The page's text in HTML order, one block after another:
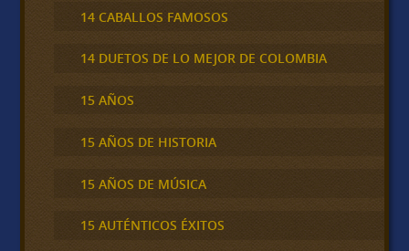
14 CABALLOS FAMOSOS
14 DUETOS DE LO MEJOR DE COLOMBIA
15 AÑOS
15 AÑOS DE HISTORIA
15 AÑOS DE MÚSICA
15 AUTÉNTICOS ÉXITOS